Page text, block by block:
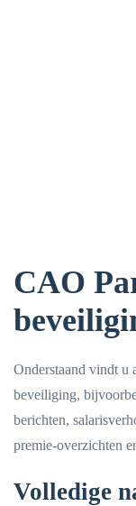
CAO
Onderstaand vindt u
beveiliging,
berichten,
premie-overzichten
Volledige